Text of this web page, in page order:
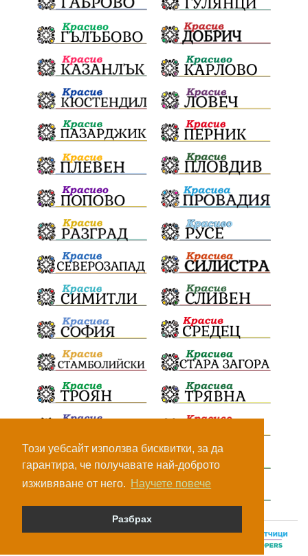
Този уебсайт използва бисквитки, за да
гарантира, че получавате най-доброто
изживяване от него. Научете повече
Разбрах
© Всички права са запазени, 2026.